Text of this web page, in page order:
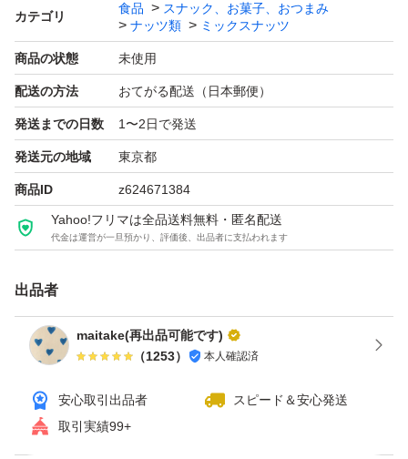
【状態について】
もともと製造過程で割れているナッツが一部含まれており
ます。
また、防水対策をして配達用ビニールに入れての発送とな
るため、配送中にさらに割れや欠けが生じる可能性がござ
います。あらかじめご了承いただける方のみご購入をお願
いいたします。
ゆうパケットポストにて発送予定です。
【その他】
自宅保管のため、細かい点が気になる方はご遠慮くださ
い。
カテゴリ
食品
スナック、お菓子、おつまみ
ナッツ類
ミックスナッツ
商品の状態 未使用
配送の方法 おてがる配送（日本郵便）
発送までの日数 1〜2日で発送
発送元の地域 東京都
商品ID z624671384
Yahoo!フリマは全品送料無料・匿名配送
代金は運営が一旦預かり、評価後、出品者に支払われます
出品者
maitake(再出品可能です)
（1253） 本人確認済
安心取引出品者
スピード＆安心発送
取引実績99+